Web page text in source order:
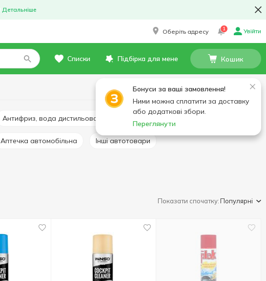
Детальніше
Оберіть адресу 1 Увійти
Списки Підбірка для мене Кошик
Бонуси за ваші замовлення!
Ними можна сплатити за доставку
або додаткові збори.
Переглянути
Антифриз, вода дистильована Техдопомога
Аптечка автомобільна Інші автотовари
Показати спочатку:Популярні